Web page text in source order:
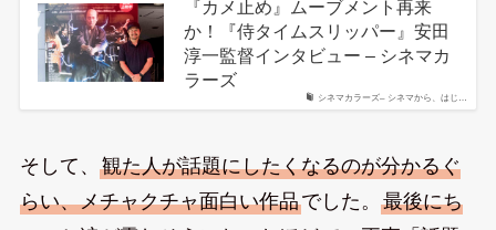
シネマカラーズ– シネマから、はじ…
『カメ止め』ムーブメント再来
か！『侍タイムスリッパー』安田
淳一監督インタビュー – シネマカ
ラーズ
そして、 観た人が話題にしたくなるのが分かるぐ
らい、メチャクチャ面白い作品でした。 最後にち